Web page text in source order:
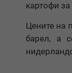
картофи
Цените на
барел, а